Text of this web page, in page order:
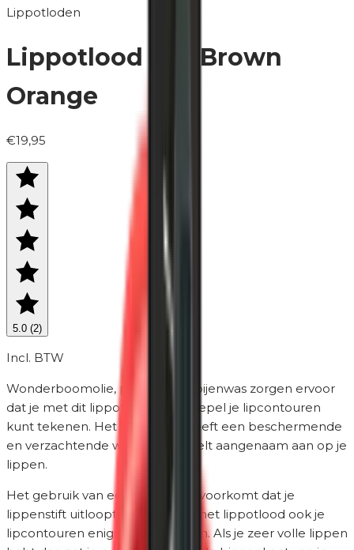
Lippotloden
Lippotlood | 45 Brown
Orange
€19,95
5.0 (2)
Incl. BTW
Wonderboomolie, palmolie en bijenwas zorgen ervoor
dat je met dit lippotlood heel soepel je lipcontouren
kunt tekenen. Het lippotlood heeft een beschermende
en verzachtende werking en voelt aangenaam aan op je
lippen.
Het gebruik van een lippotlood voorkomt dat je
lippenstift uitloopt. Je kunt met het lippotlood ook je
lipcontouren enigszins corrigeren. Als je zeer volle lippen